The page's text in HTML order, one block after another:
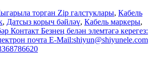
торган Zip галстуклары, Кабель
, Датсыз корыч бәйләү, Кабель маркеры,
Контакт Безнең белән элемтәгә керегез:
почта E-Mail:shiyun@shiyunele.com